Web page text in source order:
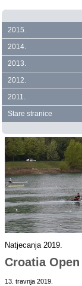
2015.
2014.
2013.
2012.
2011.
Stare stranice
Natjecanja 2019.
Croatia Open
13. travnja 2019.